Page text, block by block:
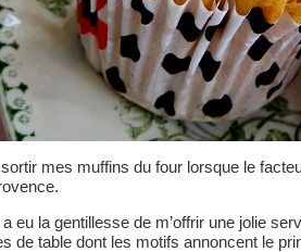
mes muffins du four lorsque le
eu la gentillesse de m’offrir une jolie
de table dont les motifs annoncent le